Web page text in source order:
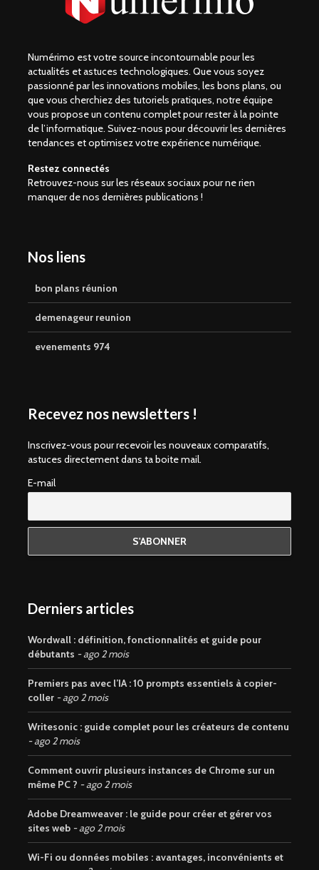
Numérimo est votre source incontournable pour les
actualités et astuces technologiques. Que vous soyez
passionné par les innovations mobiles, les bons plans, ou
que vous cherchiez des tutoriels pratiques, notre équipe
vous propose un contenu complet pour rester à la pointe
de l’informatique. Suivez-nous pour découvrir les dernières
tendances et optimisez votre expérience numérique.
Restez connectés
Retrouvez-nous sur les réseaux sociaux pour ne rien
manquer de nos dernières publications !
Nos liens
bon plans réunion
demenageur reunion
evenements 974
Recevez nos newsletters !
Inscrivez-vous pour recevoir les nouveaux comparatifs,
astuces directement dans ta boite mail.
E-mail
Derniers articles
Wordwall : définition, fonctionnalités et guide pour
débutants
ago 2 mois
Premiers pas avec l’IA : 10 prompts essentiels à copier-
coller
ago 2 mois
Writesonic : guide complet pour les créateurs de contenu
ago 2 mois
Comment ouvrir plusieurs instances de Chrome sur un
même PC ?
ago 2 mois
Adobe Dreamweaver : le guide pour créer et gérer vos
sites web
ago 2 mois
Wi-Fi ou données mobiles : avantages, inconvénients et